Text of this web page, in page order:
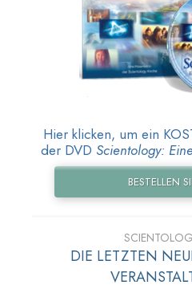
Hier klicken, um ein
der DVD Scientology:
BESTELLEN
DIE LETZTEN